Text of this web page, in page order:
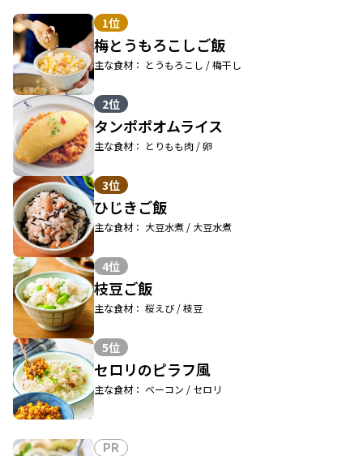
1位
梅とうもろこしご飯
主な食材： とうもろこし / 梅干し
2位
タンポポオムライス
主な食材： とりもも肉 / 卵
3位
ひじきご飯
主な食材： 大豆水煮 / 大豆水煮
4位
枝豆ご飯
主な食材： 桜えび / 枝豆
5位
セロリのピラフ風
主な食材： ベーコン / セロリ
PR